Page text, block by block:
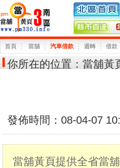
首頁 當舖 汽車借款 週轉 借款
你所在的位置： 當舖黃
發佈時間：08-04-07
當舖黃頁提供全省當